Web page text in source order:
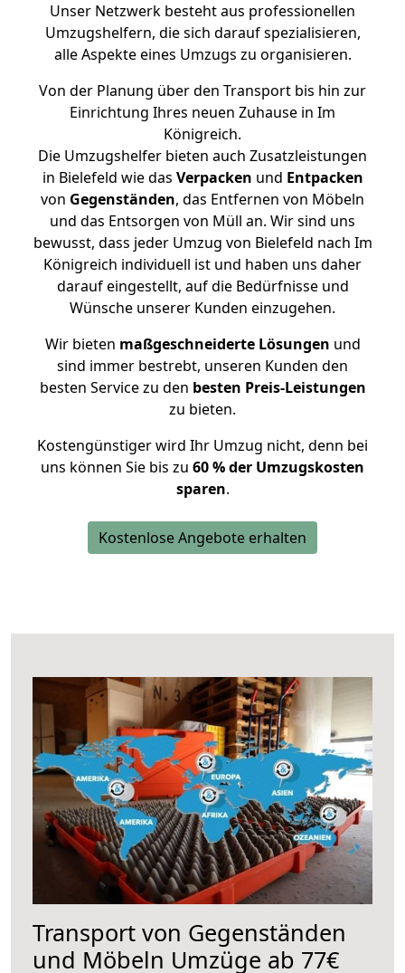
Unser Netzwerk besteht aus professionellen
Umzugshelfern, die sich darauf spezialisieren,
alle Aspekte eines Umzugs zu organisieren.
Von der Planung über den Transport bis hin zur
Einrichtung Ihres neuen Zuhause in Im
Königreich.
Die Umzugshelfer bieten auch Zusatzleistungen
in Bielefeld wie das Verpacken und Entpacken
von Gegenständen, das Entfernen von Möbeln
und das Entsorgen von Müll an. Wir sind uns
bewusst, dass jeder Umzug von Bielefeld nach Im
Königreich individuell ist und haben uns daher
darauf eingestellt, auf die Bedürfnisse und
Wünsche unserer Kunden einzugehen.
Wir bieten maßgeschneiderte Lösungen und
sind immer bestrebt, unseren Kunden den
besten Service zu den besten Preis-Leistungen
zu bieten.
Kostengünstiger wird Ihr Umzug nicht, denn bei
uns können Sie bis zu 60 % der Umzugskosten
sparen.
Kostenlose Angebote erhalten
Transport von Gegenständen
und Möbeln Umzüge ab 77€